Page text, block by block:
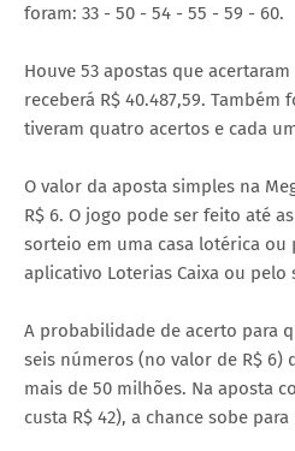
foram: 33 - 50 - 54 - 55 - 59 - 60.
Houve 53 apostas que
receberá R$ 40.487,59. Também
tiveram quatro acertos e cada
O valor da aposta simples na
R$ 6. O jogo pode ser feito até
sorteio em uma casa lotérica
aplicativo Loterias Caixa ou pelo
A probabilidade de acerto para
seis números (no valor de R$ 6)
mais de 50 milhões. Na aposta
custa R$ 42), a chance sobe